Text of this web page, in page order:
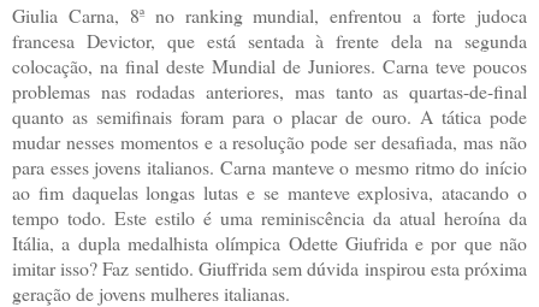
Giulia Carna, 8ª no ranking mundial, enfrentou a forte judoca
francesa Devictor, que está sentada à frente dela na segunda
colocação, na final deste Mundial de Juniores. Carna teve poucos
problemas nas rodadas anteriores, mas tanto as quartas-de-final
quanto as semifinais foram para o placar de ouro. A tática pode
mudar nesses momentos e a resolução pode ser desafiada, mas não
para esses jovens italianos. Carna manteve o mesmo ritmo do início
ao fim daquelas longas lutas e se manteve explosiva, atacando o
tempo todo. Este estilo é uma reminiscência da atual heroína da
Itália, a dupla medalhista olímpica Odette Giufrida e por que não
imitar isso? Faz sentido. Giuffrida sem dúvida inspirou esta próxima
geração de jovens mulheres italianas.